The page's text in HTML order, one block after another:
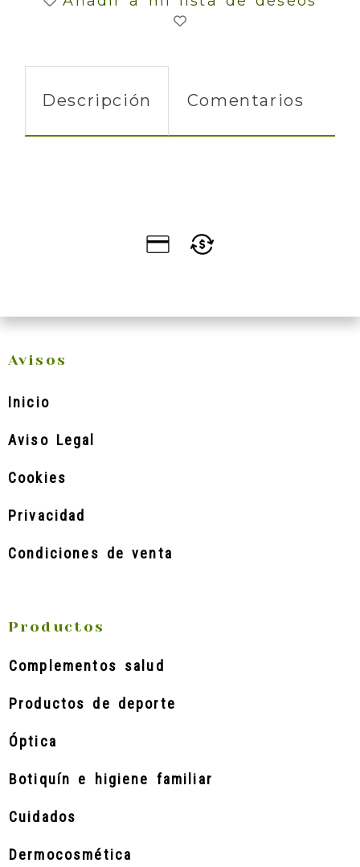
Descripción Comentarios
Avisos
Inicio
Aviso Legal
Cookies
Privacidad
Condiciones de venta
Productos
Complementos salud
Productos de deporte
Óptica
Botiquín e higiene familiar
Cuidados
Dermocosmética